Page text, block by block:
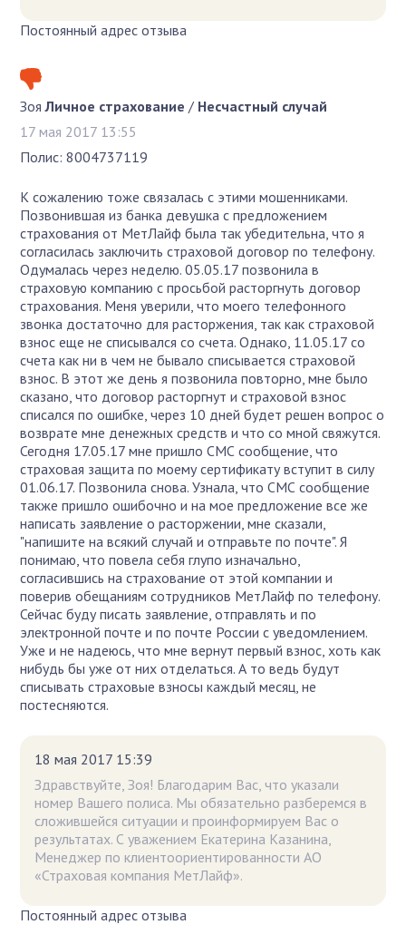
Постоянный адрес отзыва
Зоя Личное страхование / Несчастный случай
17 мая 2017 13:55
Полис: 8004737119
К сожалению тоже связалась с этими мошенниками.
Позвонившая из банка девушка с предложением
страхования от МетЛайф была так убедительна, что я
согласилась заключить страховой договор по телефону.
Одумалась через неделю. 05.05.17 позвонила в
страховую компанию с просьбой расторгнуть договор
страхования. Меня уверили, что моего телефонного
звонка достаточно для расторжения, так как страховой
взнос еще не списывался со счета. Однако, 11.05.17 со
счета как ни в чем не бывало списывается страховой
взнос. В этот же день я позвонила повторно, мне было
сказано, что договор расторгнут и страховой взнос
списался по ошибке, через 10 дней будет решен вопрос о
возврате мне денежных средств и что со мной свяжутся.
Сегодня 17.05.17 мне пришло СМС сообщение, что
страховая защита по моему сертификату вступит в силу
01.06.17. Позвонила снова. Узнала, что СМС сообщение
также пришло ошибочно и на мое предложение все же
написать заявление о расторжении, мне сказали,
"напишите на всякий случай и отправьте по почте". Я
понимаю, что повела себя глупо изначально,
согласившись на страхование от этой компании и
поверив обещаниям сотрудников МетЛайф по телефону.
Сейчас буду писать заявление, отправлять и по
электронной почте и по почте России с уведомлением.
Уже и не надеюсь, что мне вернут первый взнос, хоть как
нибудь бы уже от них отделаться. А то ведь будут
списывать страховые взносы каждый месяц, не
постесняются.
18 мая 2017 15:39
Здравствуйте, Зоя! Благодарим Вас, что указали
номер Вашего полиса. Мы обязательно разберемся в
сложившейся ситуации и проинформируем Вас о
результатах. С уважением Екатерина Казанина,
Менеджер по клиентоориентированности АО
«Страховая компания МетЛайф».
Постоянный адрес отзыва